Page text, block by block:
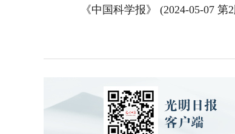
《中国科学报》 (2024-05-07 第2